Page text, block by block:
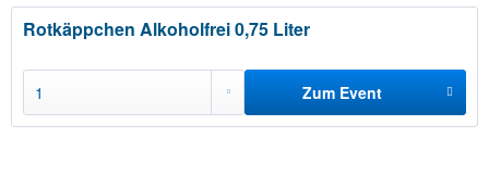
Rotkäppchen Alkoholfrei 0,75 Liter
Zum Event
hinzufügen